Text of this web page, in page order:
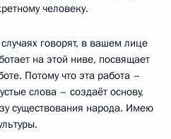
человеку.
говорят, в вашем лице
на этой ниве, посвящает
Потому что эта работа –
слова – создаёт основу,
существования народа. Имею